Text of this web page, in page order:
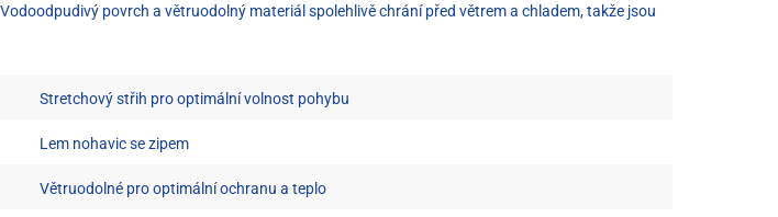
povrch a větruodolný materiál spolehlivě chrání před větrem a chladem, takže jsou
Stretchový střih pro optimální volnost pohybu
Lem nohavic se zipem
Větruodolné pro optimální ochranu a teplo